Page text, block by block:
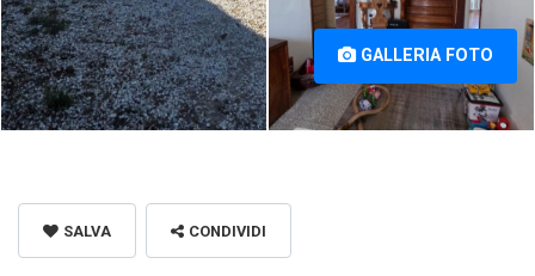
GALLERIA FOTO
SALVA CONDIVIDI